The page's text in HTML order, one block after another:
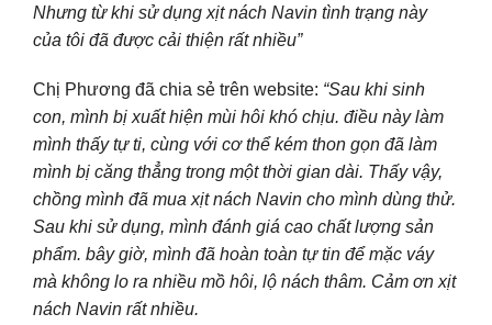
Nhưng từ khi sử dụng xịt nách Navin tình trạng này
của tôi đã được cải thiện rất nhiều”
Chị Phương đã chia sẻ trên website: “Sau khi sinh
con, mình bị xuất hiện mùi hôi khó chịu. điều này làm
mình thấy tự ti, cùng với cơ thể kém thon gọn đã làm
mình bị căng thẳng trong một thời gian dài. Thấy vậy,
chồng mình đã mua xịt nách Navin cho mình dùng thử.
Sau khi sử dụng, mình đánh giá cao chất lượng sản
phẩm. bây giờ, mình đã hoàn toàn tự tin để mặc váy
mà không lo ra nhiều mồ hôi, lộ nách thâm. Cảm ơn xịt
nách Navin rất nhiều.